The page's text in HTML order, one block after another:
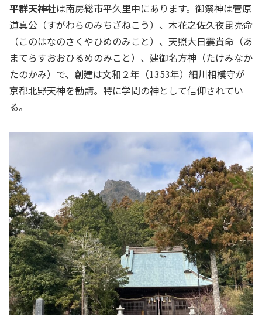
平群天神社は南房総市平久里中にあります。御祭神は菅原
道真公（すがわらのみちざねこう）、木花之佐久夜毘売命
（このはなのさくやひめのみこと）、天照大日霎貴命（あ
まてらすおおひるめのみこと）、建御名方神（たけみなか
たのかみ）で、創建は文和２年（1353年）細川相模守が
京都北野天神を勧請。特に学問の神として信仰されてい
る。